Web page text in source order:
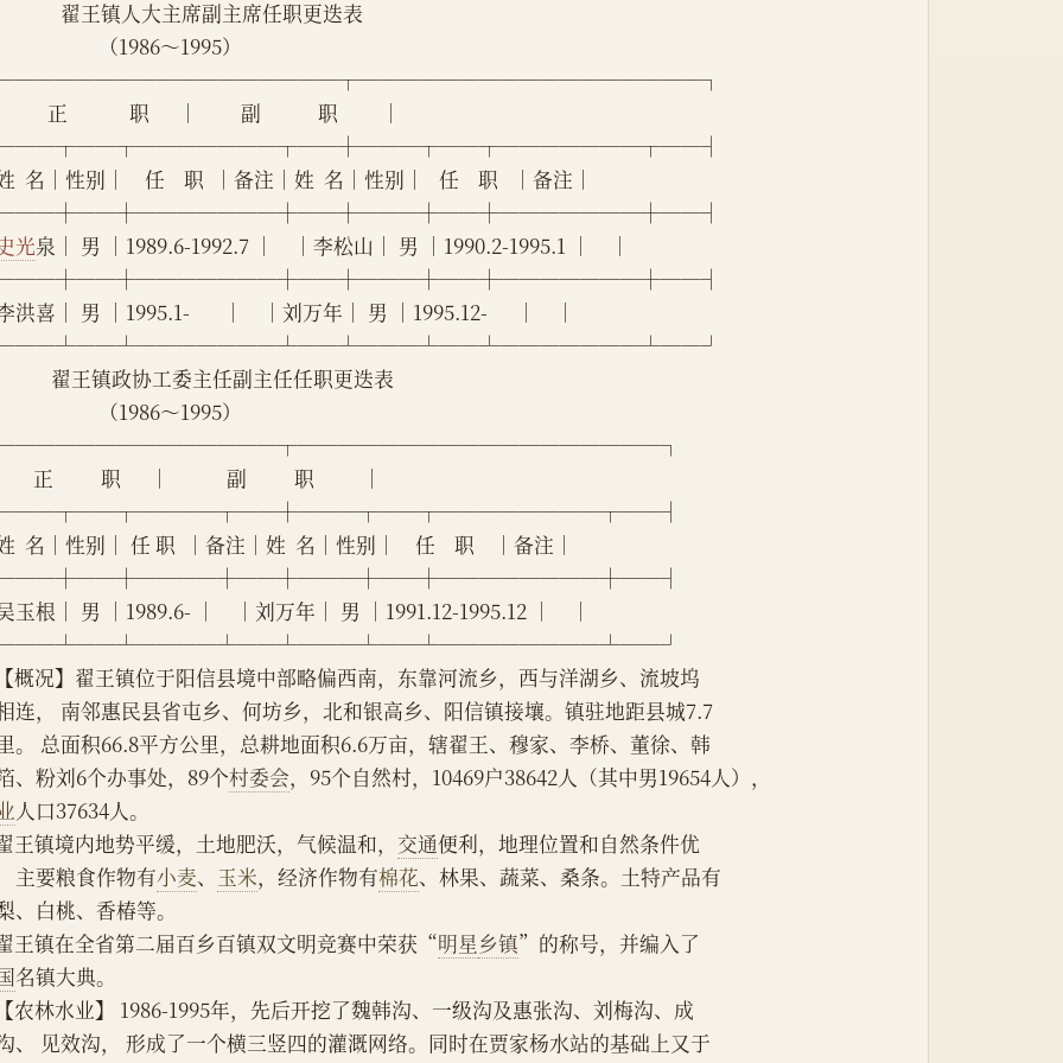
                  翟王镇人大主席副主席任职更迭表
                          （1986～1995）
正             职      │         副            职         │
名│性别│    任    职  │备注│姓  名│性别│   任    职   │备注│
光泉│ 男 │1989.6-1992.7 │    │李松山│ 男 │1990.2-1995.1 │    │
洪喜│ 男 │1995.1-       │    │刘万年│ 男 │1995.12-      │    │
                翟王镇政协工委主任副主任任职更迭表
                          （1986～1995）
正          职      │            副          职          │
名│性别│ 任 职  │备注│姓  名│性别│    任    职    │备注│
玉根│ 男 │1989.6- │    │刘万年│ 男 │1991.12-1995.12 │    │
【概况】翟王镇位于阳信县境中部略偏西南，东靠河流乡，西与洋湖乡、流坡坞
连， 南邻惠民县省屯乡、何坊乡，北和银高乡、阳信镇接壤。镇驻地距县城7.7
。 总面积66.8平方公里，总耕地面积6.6万亩，辖翟王、穆家、李桥、董徐、韩
、粉刘6个办事处，89个村委会，95个自然村，10469户38642人（其中男19654人），
人口37634人。
翟王镇境内地势平缓，土地肥沃，气候温和，
交通便利，地理位置和自然条件优
主要粮食作物有小麦、 玉米，经济作物有棉花、林果、蔬菜、桑条。土特产品有
、白桃、香椿等。
翟王镇在全省第二届百乡百镇双文明竞赛中荣获“
明星乡镇”的称号，并编入了
名镇大典。
【农林水业】 1986-1995年，先后开挖了魏韩沟、一级沟及惠张沟、刘梅沟、成
、 见效沟， 形成了一个横三竖四的灌溉网络。同时在贾家杨水站的基础上又于